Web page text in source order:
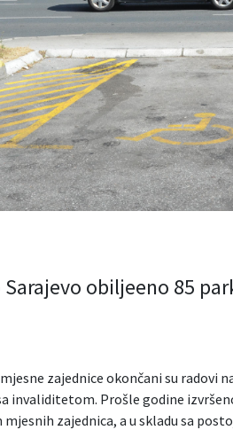
obiljeeno 85
zajednice okončani su radovi
invaliditetom. Prošle godine
zajednica, a u skladu sa